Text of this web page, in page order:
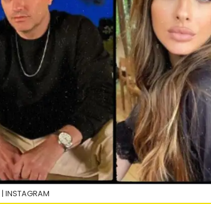
| INSTAGRAM